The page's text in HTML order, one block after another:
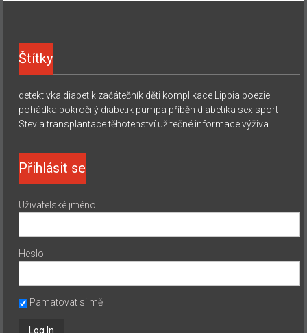
Štítky
detektivka diabetik začátečník děti komplikace Lippia poezie
pohádka pokročilý diabetik pumpa příběh diabetika sex sport
Stevia transplantace těhotenství užitečné informace výživa
Přihlásit se
Uživatelské jméno
Heslo
Pamatovat si mě